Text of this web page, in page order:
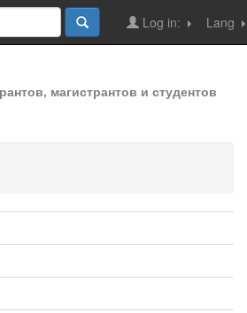
Lang
Log in:
магистрантов и студентов